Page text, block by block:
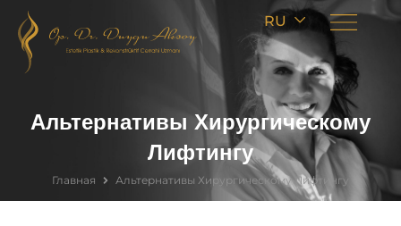
RU
Альтернативы Хирургическому
Лифтингу
Главная Альтернативы Хирургическому Лифтингу